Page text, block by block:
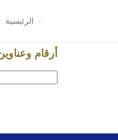
الرئيسية
أرقام